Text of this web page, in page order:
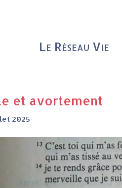
Le Réseau Vie
et avortement
2025